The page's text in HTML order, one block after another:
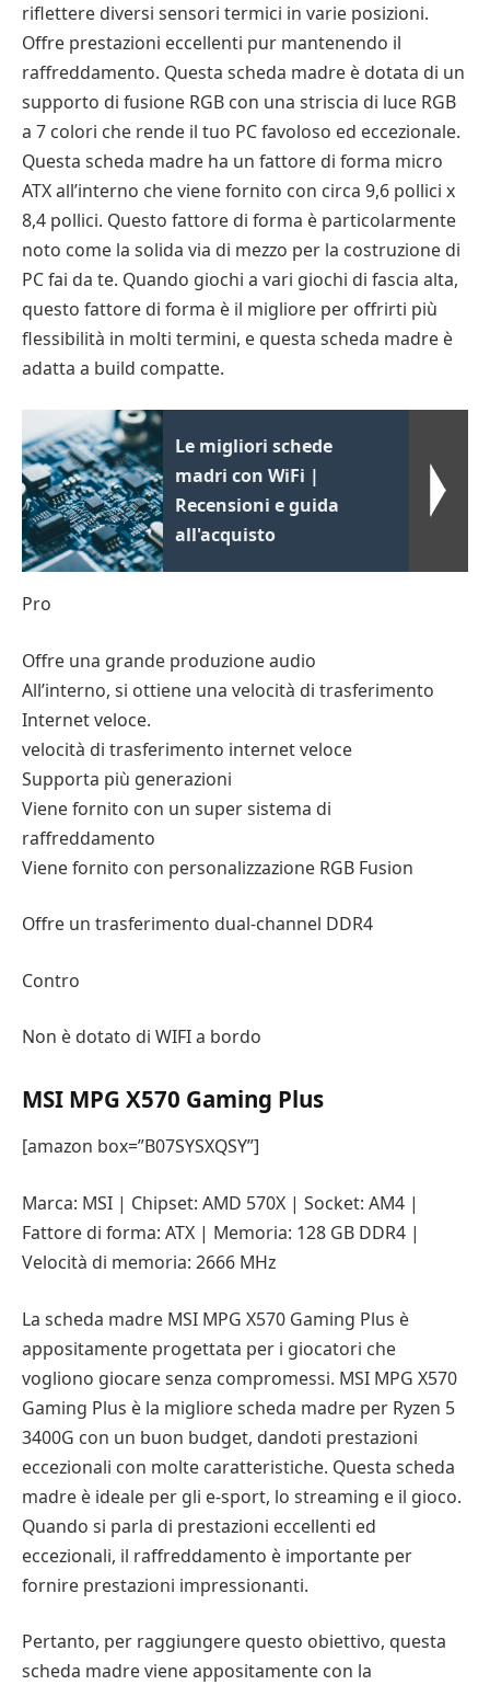
riflettere diversi sensori termici in varie posizioni.
Offre prestazioni eccellenti pur mantenendo il
raffreddamento. Questa scheda madre è dotata di un
supporto di fusione RGB con una striscia di luce RGB
a 7 colori che rende il tuo PC favoloso ed eccezionale.
Questa scheda madre ha un fattore di forma micro
ATX all’interno che viene fornito con circa 9,6 pollici x
8,4 pollici. Questo fattore di forma è particolarmente
noto come la solida via di mezzo per la costruzione di
PC fai da te. Quando giochi a vari giochi di fascia alta,
questo fattore di forma è il migliore per offrirti più
flessibilità in molti termini, e questa scheda madre è
adatta a build compatte.
Le migliori schede
madri con WiFi |
Recensioni e guida
all'acquisto
Pro
Offre una grande produzione audio
All’interno, si ottiene una velocità di trasferimento
Internet veloce.
velocità di trasferimento internet veloce
Supporta più generazioni
Viene fornito con un super sistema di
raffreddamento
Viene fornito con personalizzazione RGB Fusion
Offre un trasferimento dual-channel DDR4
Contro
Non è dotato di WIFI a bordo
MSI MPG X570 Gaming Plus
[amazon box=”B07SYSXQSY”]
Marca: MSI | Chipset: AMD 570X | Socket: AM4 |
Fattore di forma: ATX | Memoria: 128 GB DDR4 |
Velocità di memoria: 2666 MHz
La scheda madre MSI MPG X570 Gaming Plus è
appositamente progettata per i giocatori che
vogliono giocare senza compromessi. MSI MPG X570
Gaming Plus è la migliore scheda madre per Ryzen 5
3400G con un buon budget, dandoti prestazioni
eccezionali con molte caratteristiche. Questa scheda
madre è ideale per gli e-sport, lo streaming e il gioco.
Quando si parla di prestazioni eccellenti ed
eccezionali, il raffreddamento è importante per
fornire prestazioni impressionanti.
Pertanto, per raggiungere questo obiettivo, questa
scheda madre viene appositamente con la